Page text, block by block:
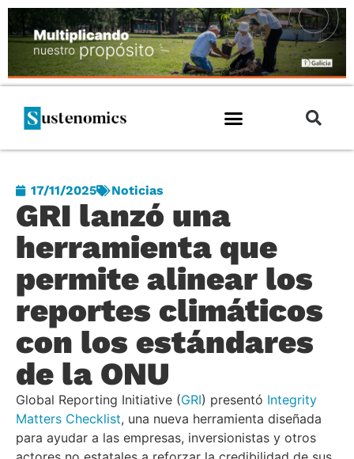
17/11/2025 Noticias
GRI lanzó una
herramienta que
permite alinear los
reportes climáticos
con los estándares
de la ONU
Global Reporting Initiative (GRI) presentó Integrity
Matters Checklist, una nueva herramienta diseñada
para ayudar a las empresas, inversionistas y otros